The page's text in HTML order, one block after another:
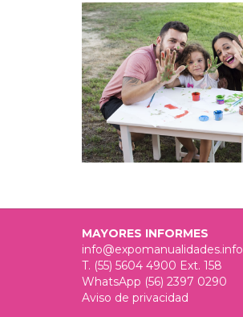
MAYORES INFORMES
info@expomanualidades.info
T. (55) 5604 4900 Ext. 158
WhatsApp (56) 2397 0290
Aviso de privacidad